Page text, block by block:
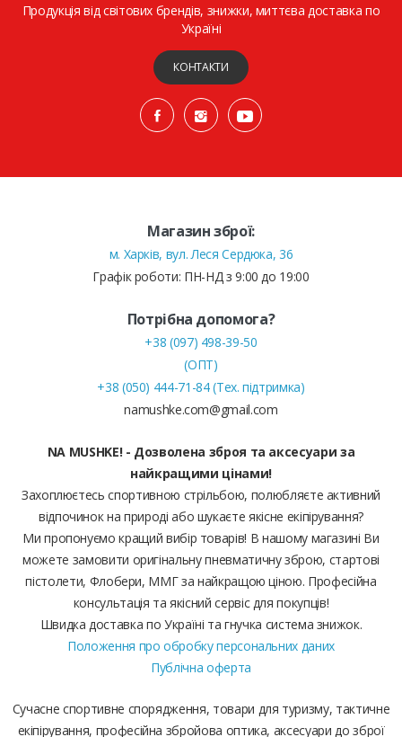
Продукція від світових брендів, знижки, миттєва доставка по
Україні
КОНТАКТИ
Магазин зброї:
м. Харків, вул. Леся Сердюка, 36
Графік роботи: ПН-НД з 9:00 до 19:00
Потрібна допомога?
+38 (097) 498-39-50
(ОПТ)
+38 (050) 444-71-84 (Тех. підтримка)
namushke.com@gmail.com
NA MUSHKE! - Дозволена зброя та аксесуари за
найкращими цінами!
Захоплюєтесь спортивною стрільбою, полюбляєте активний
відпочинок на природі або шукаєте якісне екіпірування?
Ми пропонуємо кращий вибір товарів! В нашому магазині Ви
можете замовити оригінальну пневматичну зброю, стартові
пістолети, Флобери, ММГ за найкращою ціною. Професійна
консультація та якісний сервіс для покупців!
Швидка доставка по Україні та гнучка система знижок.
Положення про обробку персональних даних
Публічна оферта
Сучасне спортивне спорядження, товари для туризму, тактичне
екіпірування, професійна збройова оптика, аксесуари до зброї